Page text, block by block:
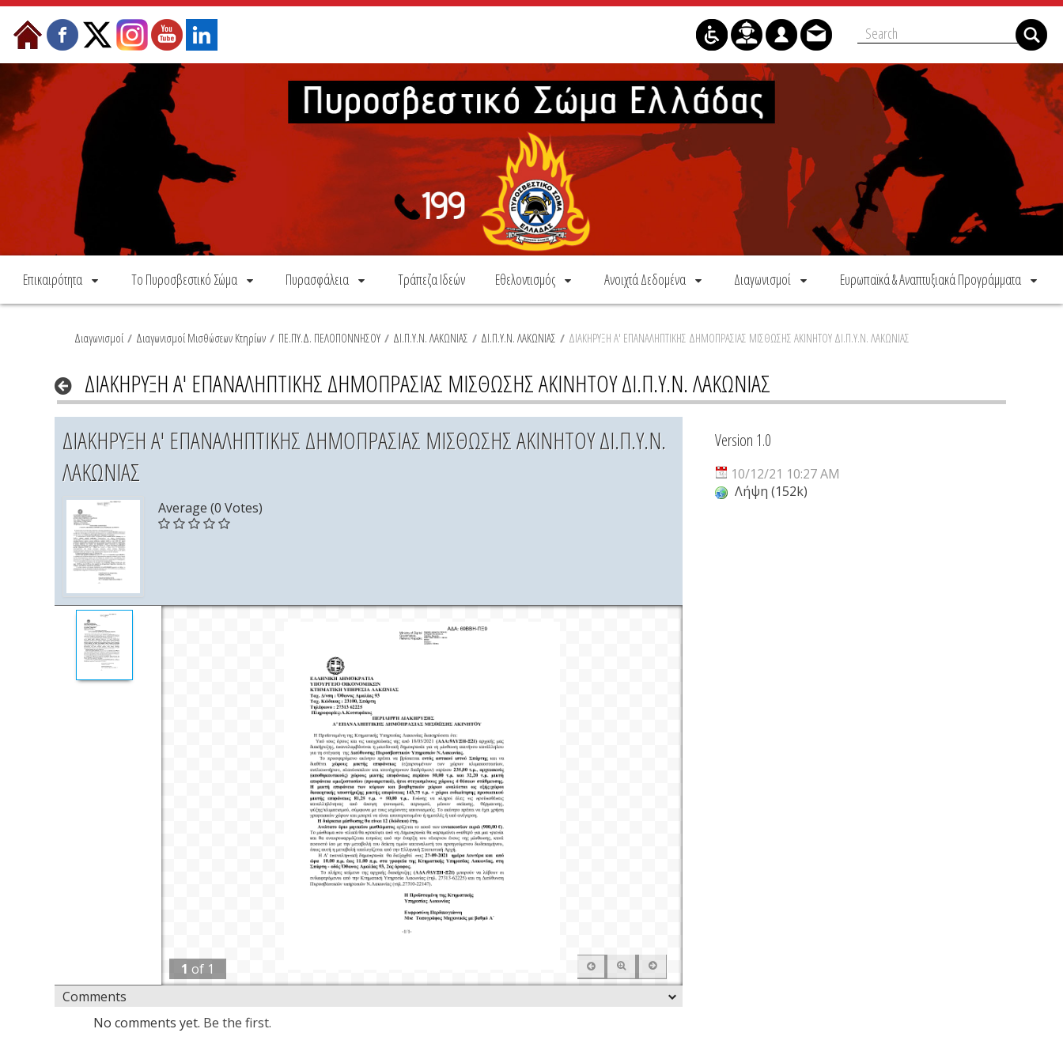
Skip to Content
Επικαιρότητα Το Πυροσβεστικό Σώμα Πυρασφάλεια Τράπεζα Ιδεών Εθελοντισμός Ανοιχτά Δεδομένα Διαγωνισμοί Ευρωπαϊκά & Αναπτυξιακά Προγράμματα
Διαγωνισμοί / Διαγωνισμοί Μισθώσεων Κτηρίων / ΠΕ.ΠΥ.Δ. ΠΕΛΟΠΟΝΝΗΣΟΥ / ΔΙ.Π.Υ.Ν. ΛΑΚΩΝΙΑΣ / ΔΙ.Π.Υ.Ν. ΛΑΚΩΝΙΑΣ / ΔΙΑΚΗΡΥΞΗ Α' ΕΠΑΝΑΛΗΠΤΙΚΗΣ ΔΗΜΟΠΡΑΣΙΑΣ ΜΙΣΘΩΣΗΣ ΑΚΙΝΗΤΟΥ ΔΙ.Π.Υ.Ν. ΛΑΚΩΝΙΑΣ
ΔΙΑΚΗΡΥΞΗ Α' ΕΠΑΝΑΛΗΠΤΙΚΗΣ ΔΗΜΟΠΡΑΣΙΑΣ ΜΙΣΘΩΣΗΣ ΑΚΙΝΗΤΟΥ ΔΙ.Π.Υ.Ν. ΛΑΚΩΝΙΑΣ
ΔΙΑΚΗΡΥΞΗ Α' ΕΠΑΝΑΛΗΠΤΙΚΗΣ ΔΗΜΟΠΡΑΣΙΑΣ ΜΙΣΘΩΣΗΣ ΑΚΙΝΗΤΟΥ ΔΙ.Π.Υ.Ν.
ΛΑΚΩΝΙΑΣ
Average (0 Votes)
1 of 1
Comments
No comments yet. Be the first.
Version 1.0
10/12/21 10:27 AM
Λήψη (152k)